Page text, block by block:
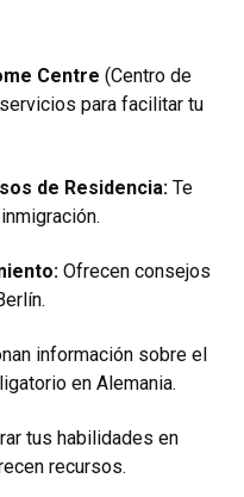
Centre (Centro de
para facilitar tu
de Residencia: Te
Ofrecen consejos
información sobre el
en Alemania.
tus habilidades en
recursos.